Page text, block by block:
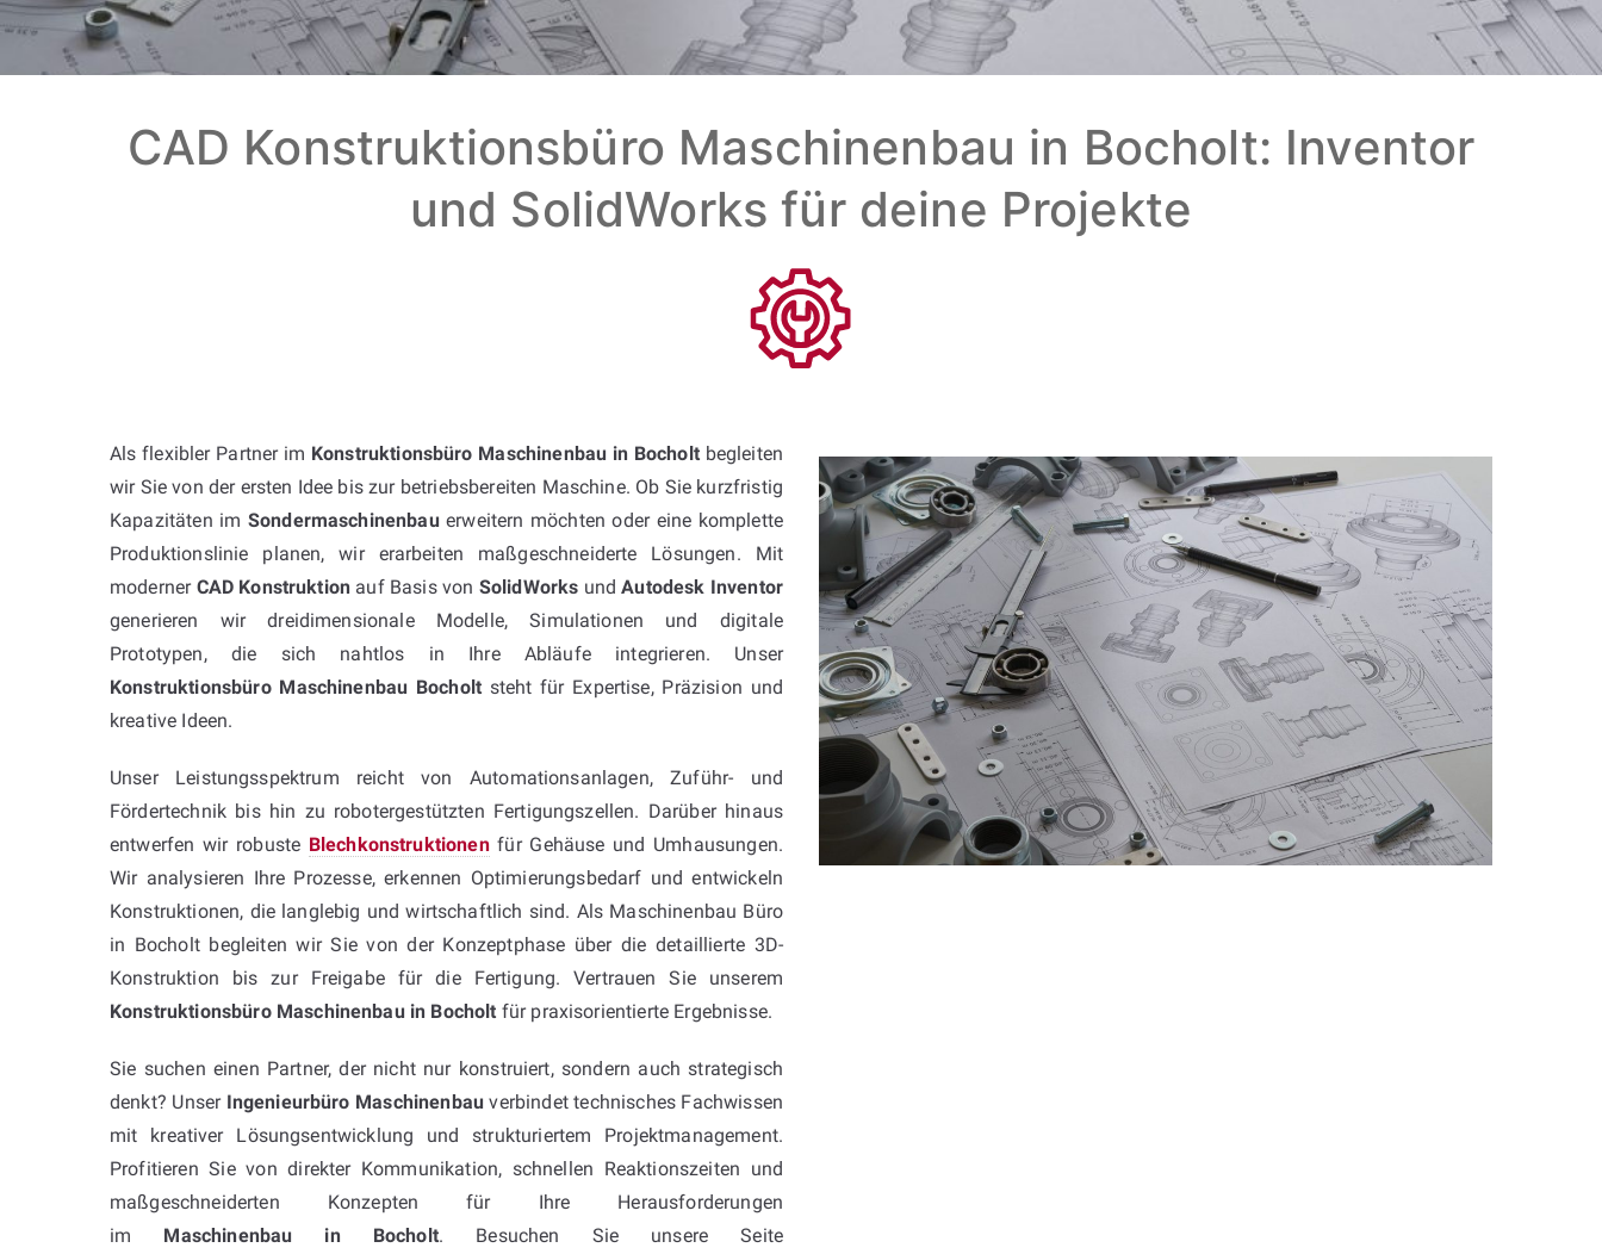
CAD Konstruktionsbüro Maschinenbau in Bocholt: Inventor
und SolidWorks für deine Projekte
Als flexibler Partner im Konstruktionsbüro Maschinenbau in Bocholtbegleiten
wir Sie von der ersten Idee bis zur betriebsbereiten Maschine. Ob Sie kurzfristig
Kapazitäten im Sondermaschinenbauerweitern möchten oder eine komplette
Produktionslinie planen, wir erarbeiten maßgeschneiderte Lösungen. Mit
moderner CAD Konstruktion auf Basis von SolidWorks undAutodesk Inventor
generieren wir dreidimensionale Modelle, Simulationen und digitale
Prototypen, die sich nahtlos in Ihre Abläufe integrieren. Unser
Konstruktionsbüro Maschinenbau Bocholt steht für Expertise, Präzision und
kreative Ideen.
Unser Leistungsspektrum reicht von Automationsanlagen, Zuführ- und
Fördertechnik bis hin zu robotergestützten Fertigungszellen. Darüber hinaus
entwerfen wir robuste Blechkonstruktionenfür Gehäuse und Umhausungen.
Wir analysieren Ihre Prozesse, erkennen Optimierungsbedarf und entwickeln
Konstruktionen, die langlebig und wirtschaftlich sind. Als Maschinenbau Büro
in Bocholt begleiten wir Sie von der Konzeptphase über die detaillierte 3D-
Konstruktion bis zur Freigabe für die Fertigung. Vertrauen Sie unserem
Konstruktionsbüro Maschinenbau in Bocholt für praxisorientierte Ergebnisse.
Sie suchen einen Partner, der nicht nur konstruiert, sondern auch strategisch
denkt? Unser Ingenieurbüro Maschinenbauverbindet technisches Fachwissen
mit kreativer Lösungsentwicklung und strukturiertem Projektmanagement.
Profitieren Sie von direkter Kommunikation, schnellen Reaktionszeiten und
maßgeschneiderten Konzepten für Ihre Herausforderungen
im Maschinenbau in Bocholt. Besuchen Sie unsere Seite